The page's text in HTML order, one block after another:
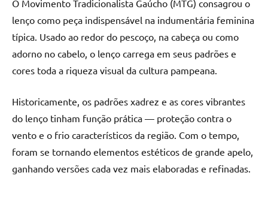
O Movimento Tradicionalista Gaúcho (MTG) consagrou o
lenço como peça indispensável na indumentária feminina
típica. Usado ao redor do pescoço, na cabeça ou como
adorno no cabelo, o lenço carrega em seus padrões e
cores toda a riqueza visual da cultura pampeana.
Historicamente, os padrões xadrez e as cores vibrantes
do lenço tinham função prática — proteção contra o
vento e o frio característicos da região. Com o tempo,
foram se tornando elementos estéticos de grande apelo,
ganhando versões cada vez mais elaboradas e refinadas.